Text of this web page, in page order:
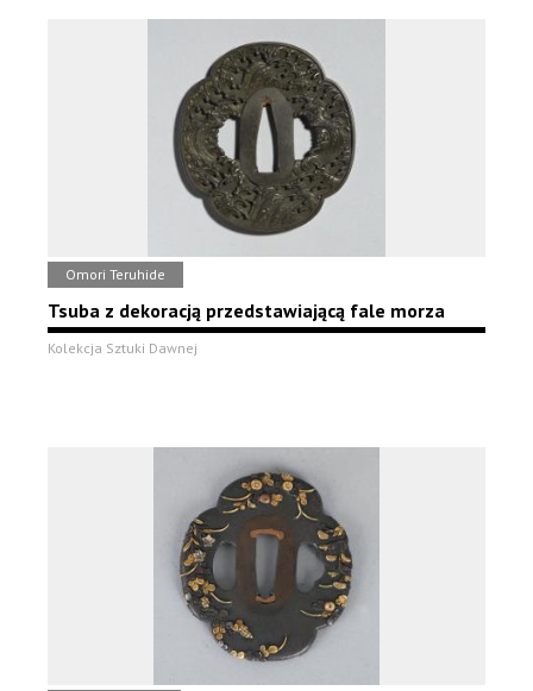
Omori Teruhide
Tsuba z dekoracją przedstawiającą fale morza
Kolekcja Sztuki Dawnej